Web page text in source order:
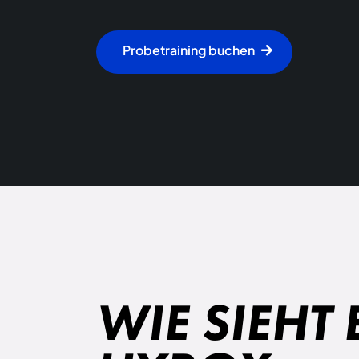
Probetraining buchen
WIE SIEHT